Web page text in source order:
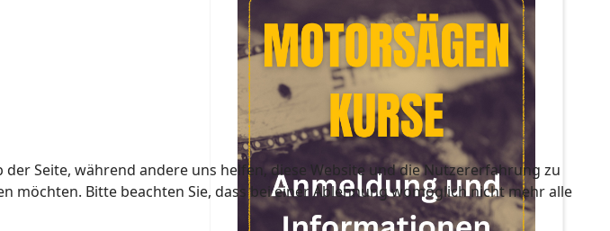
Seite, während andere uns helfen, diese Website und die Nutzererfahrung zu
möchten. Bitte beachten Sie, dass bei einer Ablehnung womöglich nicht mehr alle